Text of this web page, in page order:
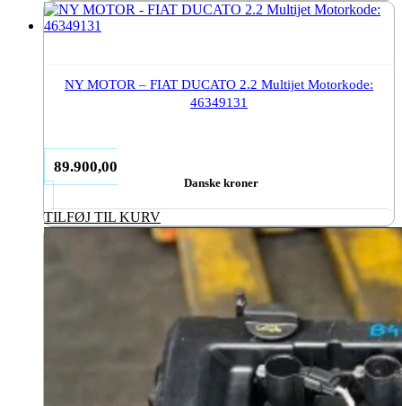
NY MOTOR – FIAT DUCATO 2.2 Multijet Motorkode:
46349131
89.900,00
Danske kroner
TILFØJ TIL KURV